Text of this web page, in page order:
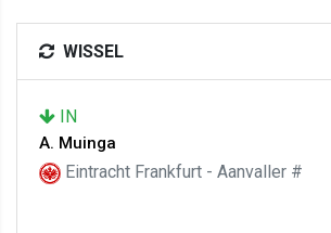
WISSEL
IN
A. Muinga
Eintracht Frankfurt - Aanvaller #